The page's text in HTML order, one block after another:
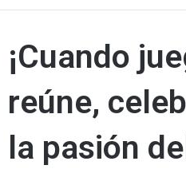
¡Cuando
reúne,
la pasión